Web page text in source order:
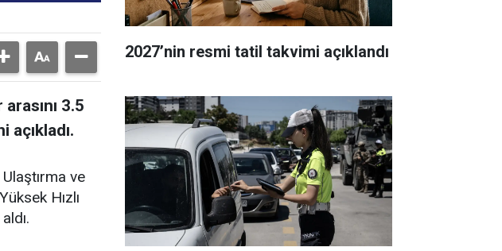
3.5
ve
Hızlı
2027’nin resmi tatil takvimi açıklandı